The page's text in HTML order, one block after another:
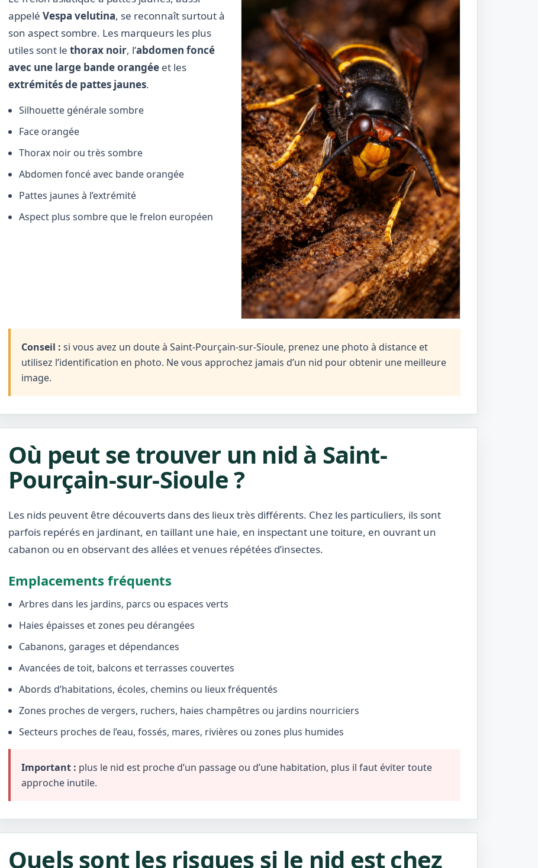
appelé Vespa velutina, se reconnaît surtout à
son aspect sombre. Les marqueurs les plus
utiles sont le thorax noir, l’abdomen foncé
avec une large bande orangée et les
extrémités de pattes jaunes.
Silhouette générale sombre
Face orangée
Thorax noir ou très sombre
Abdomen foncé avec bande orangée
Pattes jaunes à l’extrémité
Aspect plus sombre que le frelon européen
Conseil : si vous avez un doute à Saint-Pourçain-sur-Sioule, prenez une photo à distance et
utilisez l’identification en photo. Ne vous approchez jamais d’un nid pour obtenir une meilleure
image.
Où peut se trouver un nid à Saint-
Pourçain-sur-Sioule ?
Les nids peuvent être découverts dans des lieux très différents. Chez les particuliers, ils sont
parfois repérés en jardinant, en taillant une haie, en inspectant une toiture, en ouvrant un
cabanon ou en observant des allées et venues répétées d’insectes.
Emplacements fréquents
Arbres dans les jardins, parcs ou espaces verts
Haies épaisses et zones peu dérangées
Cabanons, garages et dépendances
Avancées de toit, balcons et terrasses couvertes
Abords d’habitations, écoles, chemins ou lieux fréquentés
Zones proches de vergers, ruchers, haies champêtres ou jardins nourriciers
Secteurs proches de l’eau, fossés, mares, rivières ou zones plus humides
Important : plus le nid est proche d’un passage ou d’une habitation, plus il faut éviter toute
approche inutile.
Quels sont les risques si le nid est chez